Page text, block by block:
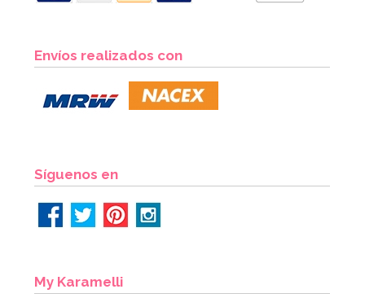
Envíos realizados con
Síguenos en
My Karamelli